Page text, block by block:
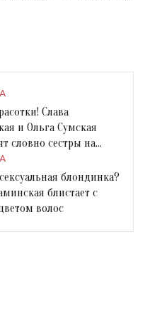
Слава
и Ольга Сумская
словно сестры на
блондинка?
блистает с
волос